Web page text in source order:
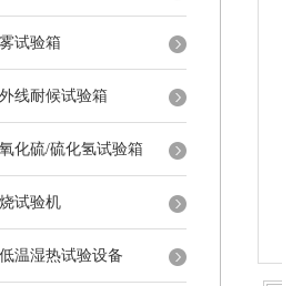
试验箱
线耐候试验箱
化硫/硫化氢试验箱
试验机
温湿热试验设备